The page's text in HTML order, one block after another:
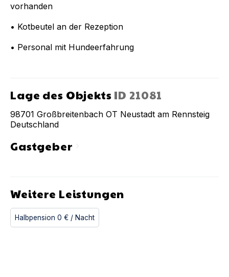
vorhanden
• Kotbeutel an der Rezeption
• Personal mit Hundeerfahrung
Lage des Objekts ID 21081
98701 Großbreitenbach OT Neustadt am Rennsteig
Deutschland
Gastgeberchevron_right
Weitere Leistungen
Halbpension 0 € / Nacht